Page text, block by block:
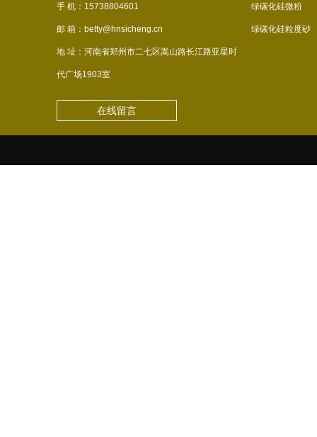
手 机：15738804601
邮 箱：betty@hnsicheng.cn
地 址：河南省郑州市二七区嵩山路长江路亚星时
代广场1903室
在线留言
绿碳化硅微粉
绿碳化硅粒度砂